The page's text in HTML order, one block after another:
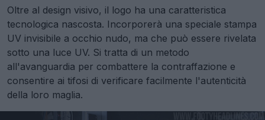
Oltre al design visivo, il logo ha una caratteristica
tecnologica nascosta. Incorporerà una speciale stampa
UV invisibile a occhio nudo, ma che può essere rivelata
sotto una luce UV. Si tratta di un metodo
all'avanguardia per combattere la contraffazione e
consentire ai tifosi di verificare facilmente l'autenticità
della loro maglia.